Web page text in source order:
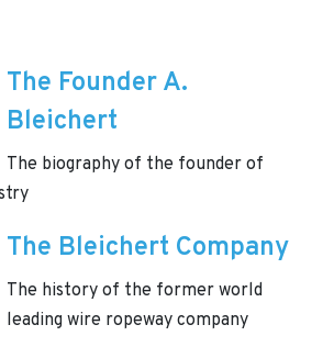
The Founder A.
Bleichert
The biography of the founder of
The Bleichert Company
The history of the former world
leading wire ropeway company